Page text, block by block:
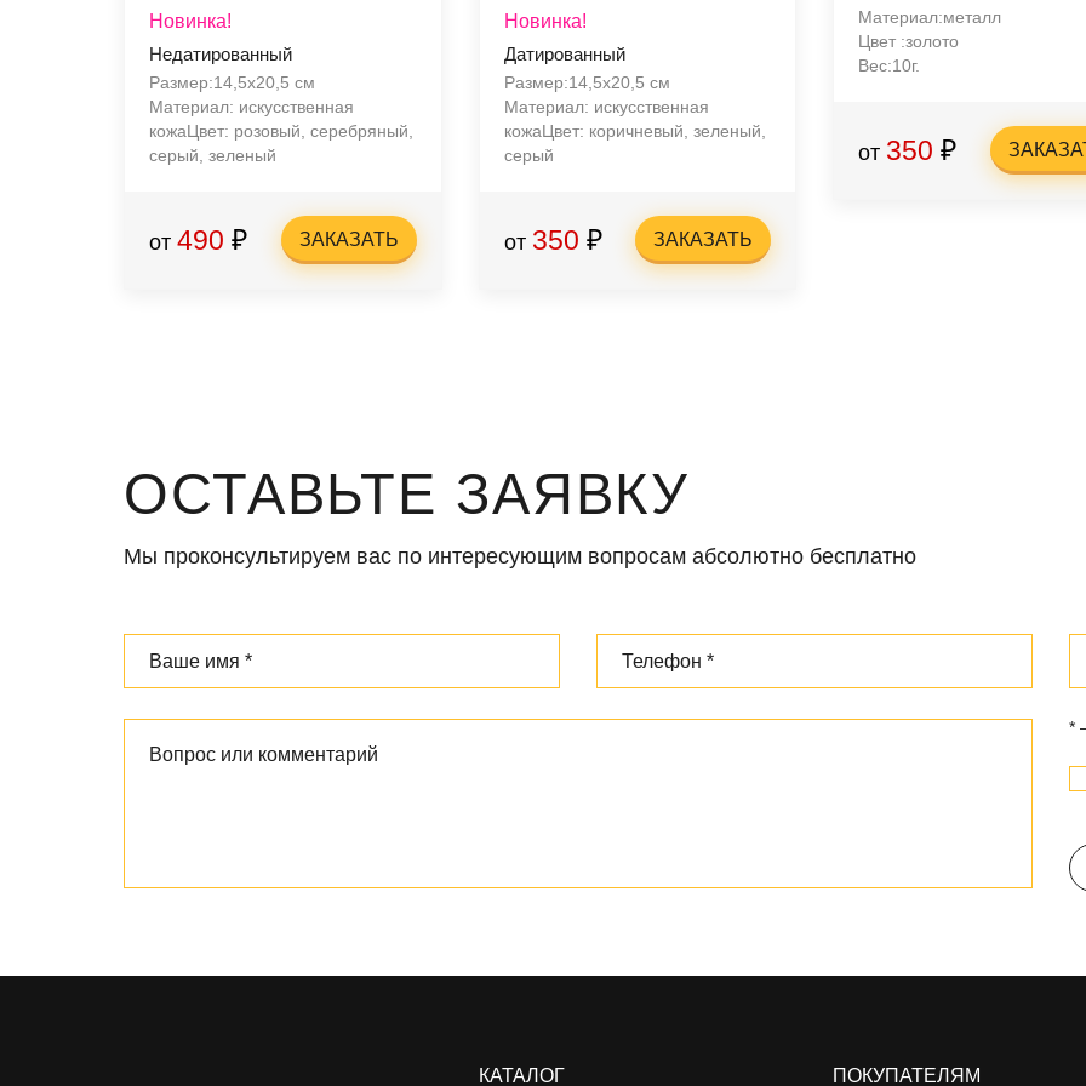
Новинка!
Недатированный
Размер:14,5х20,5 см
Материал: искусственная
кожаЦвет: розовый, серебряный,
серый, зеленый
от 490 ₽ ЗАКАЗАТЬ
Новинка!
Датированный
Размер:14,5х20,5 см
Материал: искусственная
кожаЦвет: коричневый, зеленый,
серый
от 350 ₽ ЗАКАЗАТЬ
Материал:металл
Цвет :золото
Вес:10г.
от 350 ₽
ОСТАВЬТЕ ЗАЯВКУ
Мы проконсультируем вас по интересующим вопросам абсолютно бесплатно
*
КАТАЛОГ ПОКУПАТЕЛЯМ